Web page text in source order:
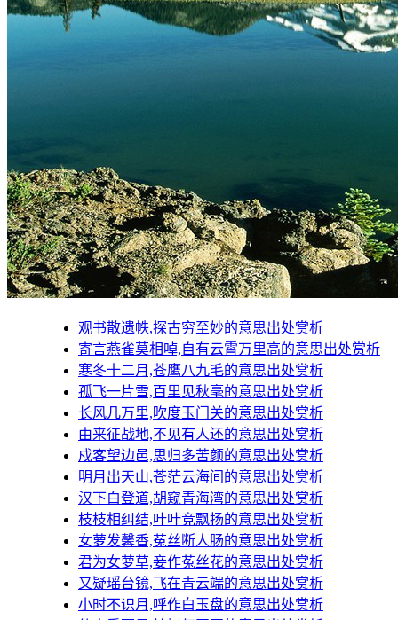
观书散遗帙,探古穷至妙的意思出处赏析
寄言燕雀莫相啅,自有云霄万里高的意思出处赏析
寒冬十二月,苍鹰八九毛的意思出处赏析
孤飞一片雪,百里见秋毫的意思出处赏析
长风几万里,吹度玉门关的意思出处赏析
由来征战地,不见有人还的意思出处赏析
戍客望边邑,思归多苦颜的意思出处赏析
明月出天山,苍茫云海间的意思出处赏析
汉下白登道,胡窥青海湾的意思出处赏析
枝枝相纠结,叶叶竞飘扬的意思出处赏析
女萝发馨香,菟丝断人肠的意思出处赏析
君为女萝草,妾作菟丝花的意思出处赏析
又疑瑶台镜,飞在青云端的意思出处赏析
小时不识月,呼作白玉盘的意思出处赏析